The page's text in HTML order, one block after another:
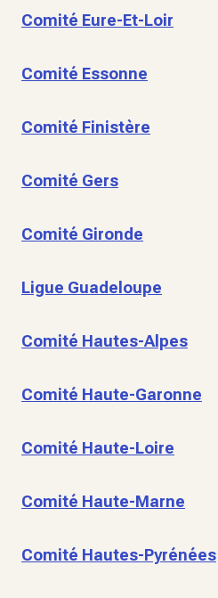
Comité Eure-Et-Loir
Comité Essonne
Comité Finistère
Comité Gers
Comité Gironde
Ligue Guadeloupe
Comité Hautes-Alpes
Comité Haute-Garonne
Comité Haute-Loire
Comité Haute-Marne
Comité Hautes-Pyrénées